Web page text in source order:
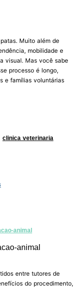
Muito além de
mobilidade e
visual. Mas você sabe
processo é longo,
e famílias voluntárias
clinica veterinaria
animal
entre tutores de
do procedimento,